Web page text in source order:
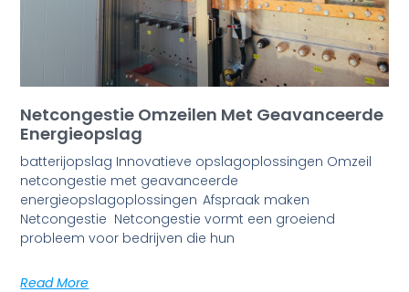
Netcongestie Omzeilen Met Geavanceerde
Energieopslag
batterijopslag Innovatieve opslagoplossingen Omzeil
netcongestie met geavanceerde
energieopslagoplossingen Afspraak maken
Netcongestie Netcongestie vormt een groeiend
probleem voor bedrijven die hun
Read More